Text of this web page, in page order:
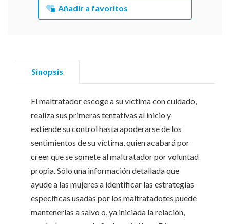
Añadir a favoritos
Sinopsis
El maltratador escoge a su víctima con cuidado,
realiza sus primeras tentativas al inicio y
extiende su control hasta apoderarse de los
sentimientos de su víctima, quien acabará por
creer que se somete al maltratador por voluntad
propia. Sólo una información detallada que
ayude a las mujeres a identificar las estrategias
específicas usadas por los maltratadotes puede
mantenerlas a salvo o, ya iniciada la relación,